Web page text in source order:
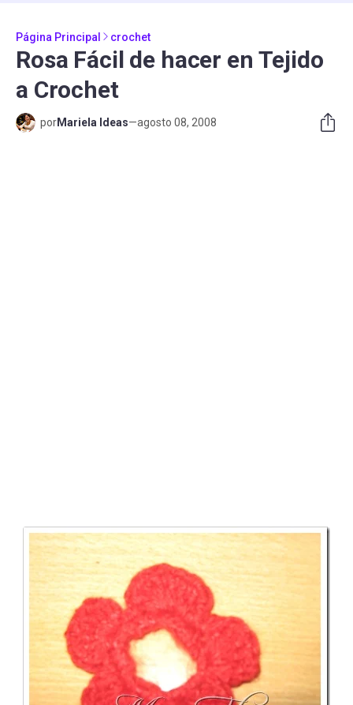
Página Principal crochet
Rosa Fácil de hacer en Tejido
a Crochet
porMariela Ideas—agosto 08, 2008